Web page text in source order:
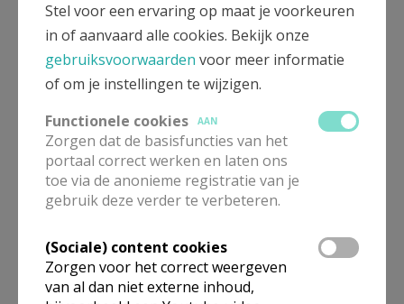
Stel voor een ervaring op maat je voorkeuren
in of aanvaard alle cookies. Bekijk onze
gebruiksvoorwaarden voor meer informatie
of om je instellingen te wijzigen.
Functionele cookies
AAN
Zorgen dat de basisfuncties van het
portaal correct werken en laten ons
toe via de anonieme registratie van je
gebruik deze verder te verbeteren.
(Sociale) content cookies
Zorgen voor het correct weergeven
van al dan niet externe inhoud,